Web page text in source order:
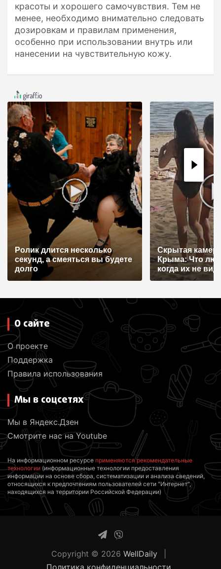
красоты и хорошего самочувствия. Тем не
менее, необходимо внимательно следовать
дозировкам и правилам применения,
особенно при использовании внутрь или
нанесении на чувствительную кожу.
Ролик длится несколько
секунд, а смеяться вы будете
долго
Скрытая
Крыма: Что
когда их не
О сайте
О проекте
Поддержка
Правила использования
Мы в соцсетях
Мы в Яндекс.Дзен
Смотрите нас на Youtube
На информационном ресурсе применяются рекомендательные
технологии (информационные технологии предоставления
информации на основе сбора, систематизации и анализа сведений,
относящихся к предпочтениям пользователей сети "Интернет",
находящихся на территории Российской Федерации)
Copyright © 2026 WellDaily